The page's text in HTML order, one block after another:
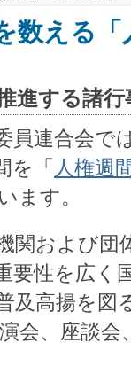
数える「
進する諸行
員連合会で
を「 人権週
ます。
関および団
要性を広く
及高揚を図
会、座談会